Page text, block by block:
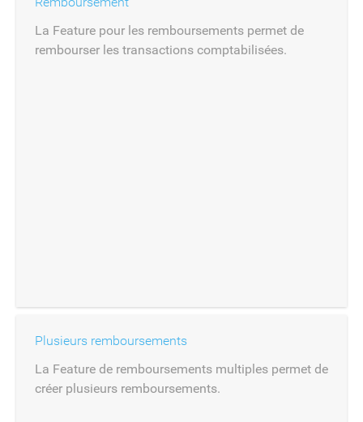
La Feature pour les remboursements permet de
rembourser les transactions comptabilisées.
Plusieurs remboursements
La Feature de remboursements multiples permet de
créer plusieurs remboursements.